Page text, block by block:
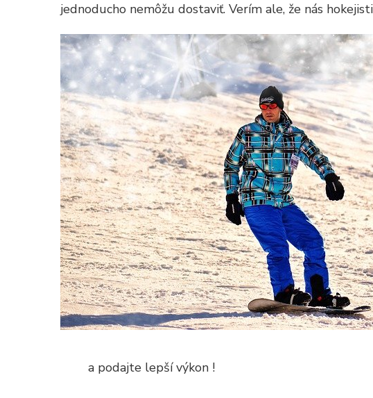
jednoducho nemôžu dostaviť. Verím ale, že nás
a podajte lepší výkon !